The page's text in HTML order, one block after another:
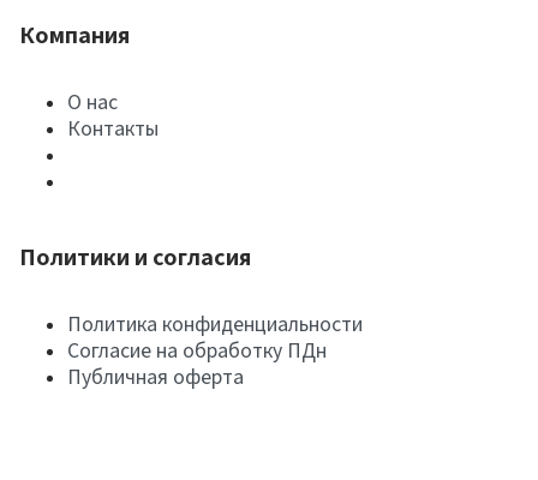
Компания
О нас
Контакты
Политики и согласия
Политика конфиденциальности
Согласие на обработку ПДн
Публичная оферта